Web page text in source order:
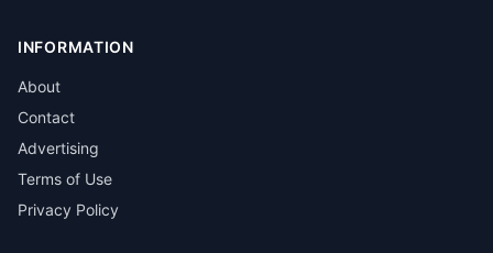
INFORMATION
About
Contact
Advertising
Terms of Use
Privacy Policy